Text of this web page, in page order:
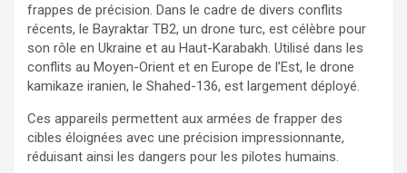
frappes de précision. Dans le cadre de divers conflits
récents, le Bayraktar TB2, un drone turc, est célèbre pour
son rôle en Ukraine et au Haut-Karabakh. Utilisé dans les
conflits au Moyen-Orient et en Europe de l’Est, le drone
kamikaze iranien, le Shahed-136, est largement déployé.
Ces appareils permettent aux armées de frapper des
cibles éloignées avec une précision impressionnante,
réduisant ainsi les dangers pour les pilotes humains.